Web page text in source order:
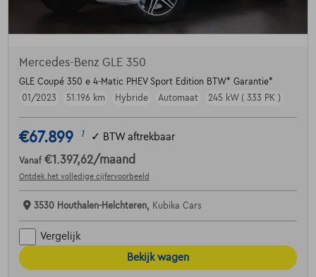
Mercedes-Benz GLE 350
GLE Coupé 350 e 4-Matic PHEV Sport Edition BTW* Garantie*
01/2023
51.196 km Hybride Automaat 245 kW ( 333 PK )
€67.899 1 ✓ BTW aftrekbaar
Vanaf €1.397,62/maand
Ontdek het volledige cijfervoorbeeld
3530 Houthalen-Helchteren, Kubika Cars
Vergelijk
Bekijk wagen